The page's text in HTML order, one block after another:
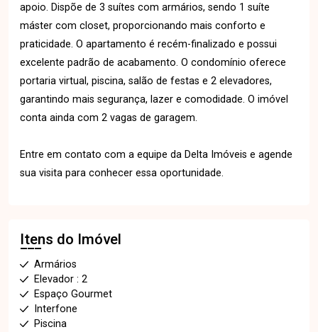
apoio. Dispõe de 3 suítes com armários, sendo 1 suíte
máster com closet, proporcionando mais conforto e
praticidade. O apartamento é recém-finalizado e possui
excelente padrão de acabamento. O condomínio oferece
portaria virtual, piscina, salão de festas e 2 elevadores,
garantindo mais segurança, lazer e comodidade. O imóvel
conta ainda com 2 vagas de garagem.
Entre em contato com a equipe da Delta Imóveis e agende
sua visita para conhecer essa oportunidade.
Itens do Imóvel
Armários
Elevador : 2
Espaço Gourmet
Interfone
Piscina